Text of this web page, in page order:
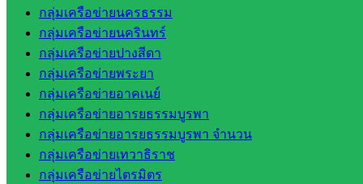
กลุ่มเครือข่ายนครธรรม
กลุ่มเครือข่ายนครินทร์
กลุ่มเครือข่ายปางสีดา
กลุ่มเครือข่ายพระยา
กลุ่มเครือข่ายอาคเนย์
กลุ่มเครือข่ายอารยธรรมบูรพา
กลุ่มเครือข่ายอารยธรรมบูรพา จำนวน
กลุ่มเครือข่ายเทวาธิราช
กลุ่มเครือข่ายไตรมิตร
เทคนิค
วังน้ำเย็น
กศน.สระแก้ว
เว็บไซต์
กลุ่มงาน
ใน